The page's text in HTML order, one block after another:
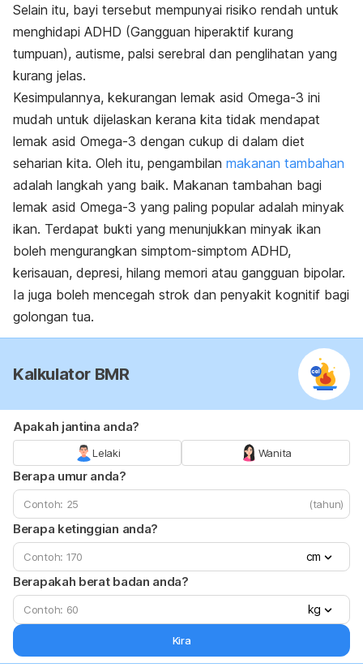
Selain itu, bayi tersebut mempunyai risiko rendah untuk
menghidapi ADHD (Gangguan hiperaktif kurang
tumpuan), autisme, palsi serebral dan penglihatan yang
kurang jelas.
Kesimpulannya, kekurangan lemak asid Omega-3 ini
mudah untuk dijelaskan kerana kita tidak mendapat
lemak asid Omega-3 dengan cukup di dalam diet
seharian kita. Oleh itu, pengambilan makanan tambahan
adalah langkah yang baik. Makanan tambahan bagi
lemak asid Omega-3 yang paling popular adalah minyak
ikan. Terdapat bukti yang menunjukkan minyak ikan
boleh mengurangkan simptom-simptom ADHD,
kerisauan, depresi, hilang memori atau gangguan bipolar.
Ia juga boleh mencegah strok dan penyakit kognitif bagi
golongan tua.
Kalkulator BMR
Apakah jantina anda?
Lelaki Wanita
Berapa umur anda?
(tahun)
Berapa ketinggian anda?
cm
Berapakah berat badan anda?
kg
Kira